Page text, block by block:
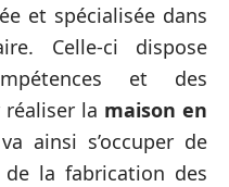
et spécialisée dans
Celle-ci dispose
et des
la maison en
ainsi s’occuper de
de la fabrication des